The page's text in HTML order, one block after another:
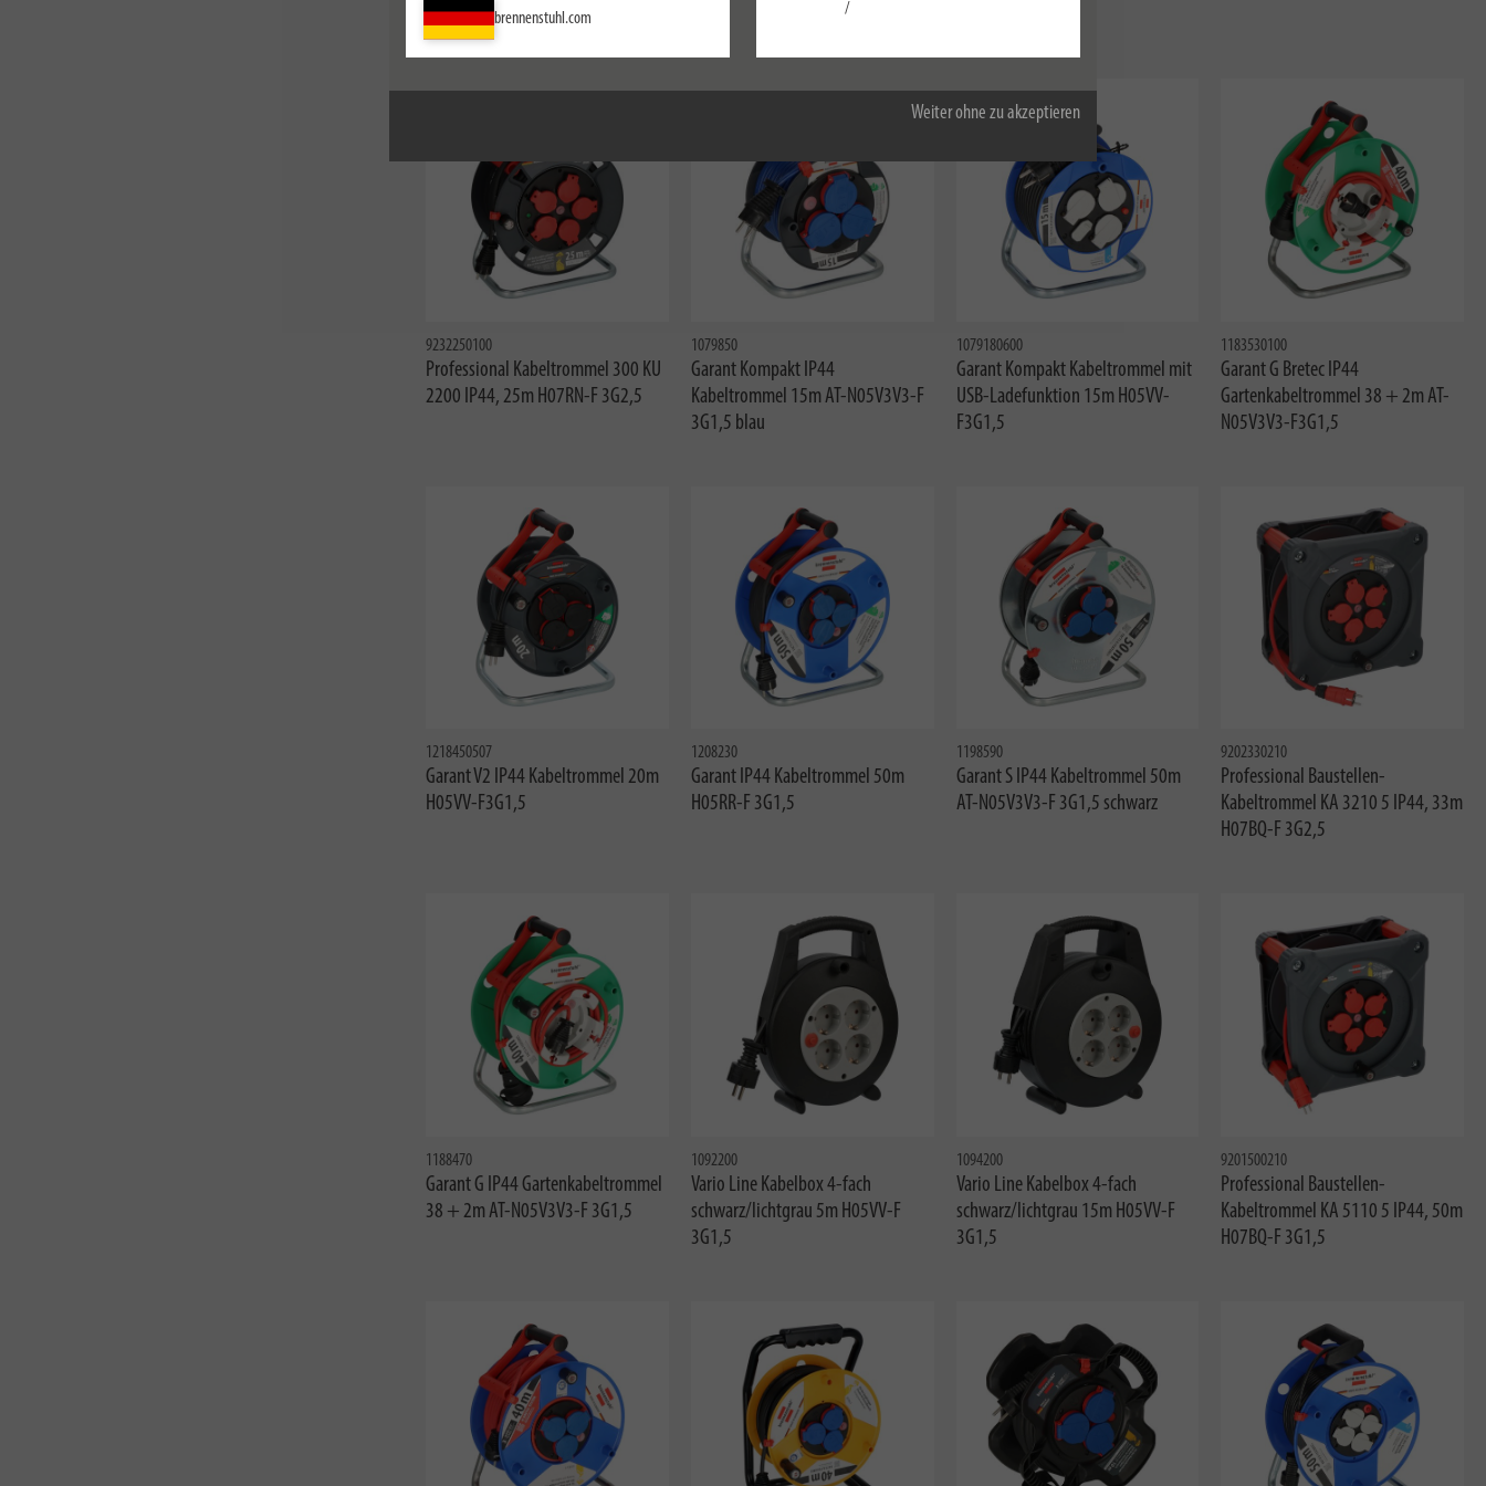
Alle akzeptieren
Weiter ohne zu akzeptieren
brennenstuhl.com
/
Kabeltrommel 25m H07RN-F 3G1,5
9232250100
Professional Kabeltrommel 300 KU
2200 IP44, 25m H07RN-F 3G2,5
1079850
Garant Kompakt IP44
Kabeltrommel 15m AT-N05V3V3-F
3G1,5 blau
1079180600
Garant Kompakt Kabeltrommel mit
USB-Ladefunktion 15m H05VV-
F3G1,5
1183530100
Garant G Bretec IP44
Gartenkabeltrommel 38 + 2m AT-
N05V3V3-F3G1,5
1218450507
Garant V2 IP44 Kabeltrommel 20m
H05VV-F3G1,5
1208230
Garant IP44 Kabeltrommel 50m
H05RR-F 3G1,5
1198590
Garant S IP44 Kabeltrommel 50m
AT-N05V3V3-F 3G1,5 schwarz
9202330210
Professional Baustellen-
Kabeltrommel KA 3210 5 IP44, 33m
H07BQ-F 3G2,5
1188470
Garant G IP44 Gartenkabeltrommel
38 + 2m AT-N05V3V3-F 3G1,5
1092200
Vario Line Kabelbox 4-fach
schwarz/lichtgrau 5m H05VV-F
3G1,5
1094200
Vario Line Kabelbox 4-fach
schwarz/lichtgrau 15m H05VV-F
3G1,5
9201500210
Professional Baustellen-
Kabeltrommel KA 5110 5 IP44, 50m
H07BQ-F 3G1,5